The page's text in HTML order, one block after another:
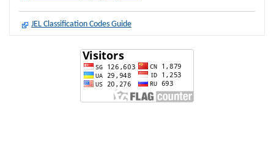
JEL Classification Codes Guide